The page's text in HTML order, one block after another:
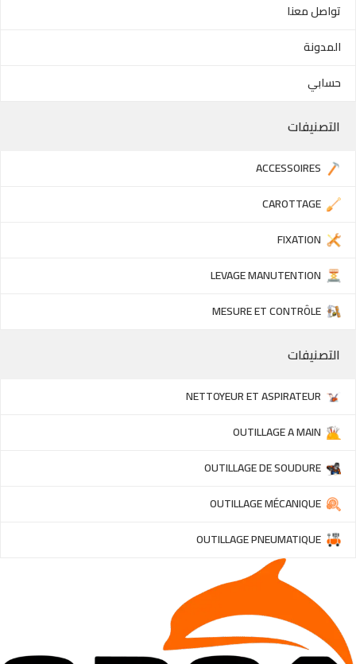
تواصل معنا
المدونة
حسابي
التصنيفات
ACCESSOIRES
CAROTTAGE
FIXATION
LEVAGE MANUTENTION
MESURE ET CONTRÔLE
التصنيفات
NETTOYEUR ET ASPIRATEUR
OUTILLAGE A MAIN
OUTILLAGE DE SOUDURE
OUTILLAGE MÉCANIQUE
OUTILLAGE PNEUMATIQUE